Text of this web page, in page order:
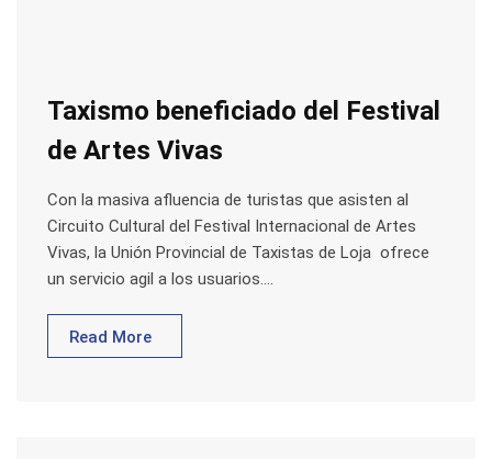
Taxismo beneficiado del Festival
de Artes Vivas
Con la masiva afluencia de turistas que asisten al
Circuito Cultural del Festival Internacional de Artes
Vivas, la Unión Provincial de Taxistas de Loja ofrece
un servicio agil a los usuarios.…
Read More